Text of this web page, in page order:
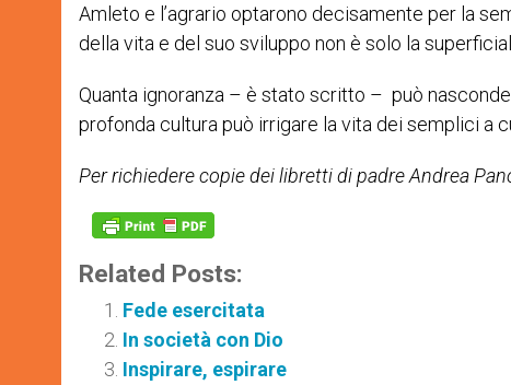
Amleto e l’agrario optarono decisamente per la
della vita e del suo sviluppo non è solo la
Quanta ignoranza – è stato scritto – può
profonda cultura può irrigare la vita dei semplici a
Per richiedere copie dei libretti di padre Andrea
Related Posts:
Fede esercitata
In società con Dio
Inspirare, espirare